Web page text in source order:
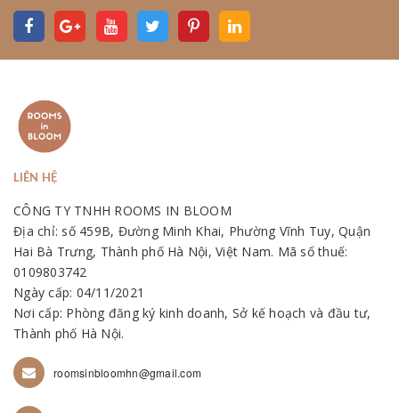
LIÊN HỆ
CÔNG TY TNHH ROOMS IN BLOOM
Địa chỉ: số 459B, Đường Minh Khai, Phường Vĩnh Tuy, Quận
Hai Bà Trưng, Thành phố Hà Nội, Việt Nam. Mã số thuế:
0109803742
Ngày cấp: 04/11/2021
Nơi cấp: Phòng đăng ký kinh doanh, Sở kế hoạch và đầu tư,
Thành phố Hà Nội.
roomsinbloomhn@gmail.com